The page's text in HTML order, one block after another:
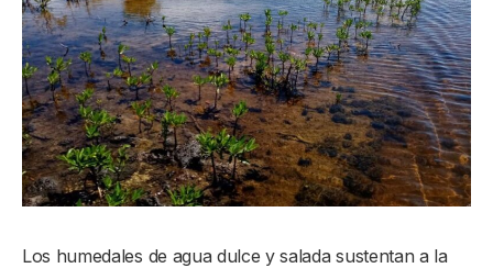
Los humedales de agua dulce y salada sustentan a la